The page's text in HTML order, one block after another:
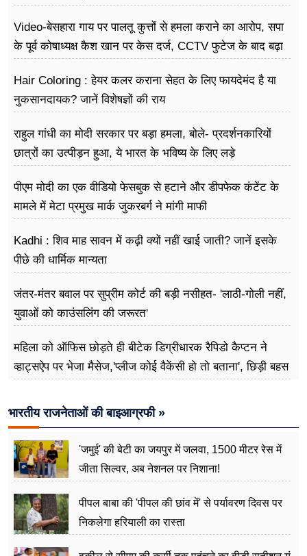
Video-बेसहारा गाय पर पालतू कुत्तों से हमला कराने का आरोप, सपा
के पूर्व कोषाध्यक्ष कैश खान पर केस दर्ज, CCTV फुटेज के बाद बढ़ा
Hair Coloring : हेयर कलर कराना सेहत के लिए फायदेमंद है या
नुकसानदायक? जानें विशेषज्ञों की राय
राहुल गांधी का मोदी सरकार पर बड़ा हमला, बोले- प्रदर्शनकारियों
छात्रों का उत्पीड़न हुआ, ये भारत के भविष्य के लिए लड़े
पीएम मोदी का एक वीडियो फेसबुक से हटाने और डीपफेक कंटेंट के
मामले में मेटा प्रमुख मार्क जुकरबर्ग ने मांगी माफी
Kadhi : शिव माह सावन में कढ़ी क्यों नहीं खाई जाती? जानें इसके
पीछे की धार्मिक मान्यता
जंतर-मंतर बवाल पर सुप्रीम कोर्ट की बड़ी नसीहत- 'लाठी-गोली नहीं,
युवाओं को काउंसलिंग की जरूरत'
महिला को ऑफिस छोड़ते ही बीटेक डिग्रीधारक रैपिडो कैप्टन ने
व्हाट्सऐप पर भेजा मैसेज,'प्लीज कोई वैकेंसी हो तो बताना', छिड़ी बहस
भारतीय राजनेताओं की बाइआग्रफी »
'जमुई' की बेटी का जयपुर में जलवा, 1500 मीटर रेस में
जीता सिल्वर, अब नेशनल पर निशाना!
पीपल बाबा की 'पीपल की छांव में' से पर्यावरण दिवस पर
निकलेगा हरियाली का रास्ता